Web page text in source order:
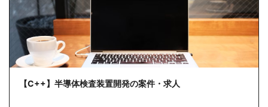
【C++】半導体検査装置開発の案件・求人